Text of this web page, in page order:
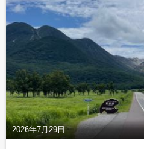
2026年7月29日